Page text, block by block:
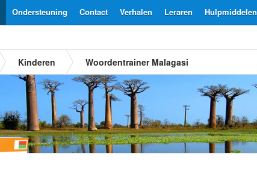
Hulpmiddelen
Leraren
Verhalen
Contact
Ondersteuning
Kinderen Woordentrainer Malagasi